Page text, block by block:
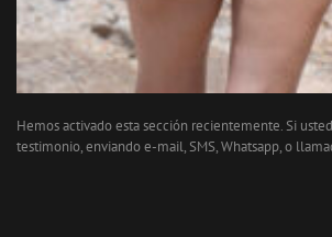
Hemos activado esta sección recientemente. Si
testimonio, enviando e-mail, SMS, Whatsapp, o